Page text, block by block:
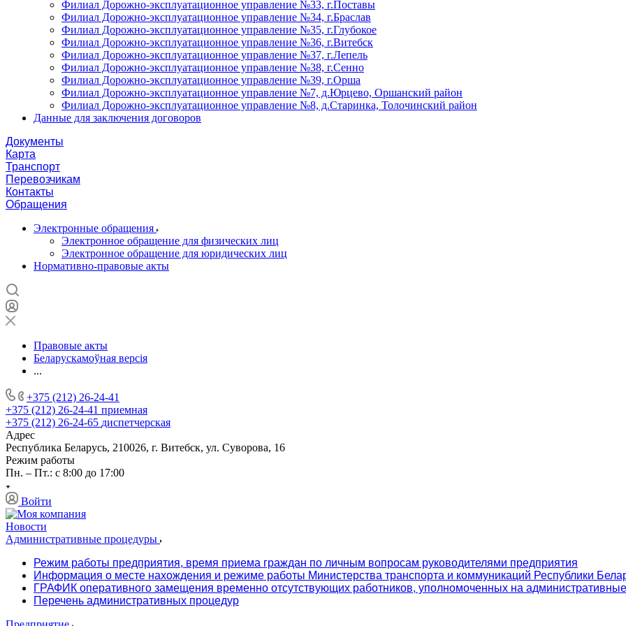
Филиал Дорожно-эксплуатационное управление №33, г.Поставы
Филиал Дорожно-эксплуатационное управление №34, г.Браслав
Филиал Дорожно-эксплуатационное управление №35, г.Глубокое
Филиал Дорожно-эксплуатационное управление №36, г.Витебск
Филиал Дорожно-эксплуатационное управление №37, г.Лепель
Филиал Дорожно-эксплуатационное управление №38, г.Сенно
Филиал Дорожно-эксплуатационное управление №39, г.Орша
Филиал Дорожно-эксплуатационное управление №7, д.Юрцево, Оршанский район
Филиал Дорожно-эксплуатационное управление №8, д.Старинка, Толочинский район
Данные для заключения договоров
Документы
Карта
Транспорт
Перевозчикам
Контакты
Обращения
Электронные обращения
Электронное обращение для физических лиц
Электронное обращение для юридических лиц
Нормативно-правовые акты
Правовые акты
Беларускамоўная версія
...
+375 (212) 26-24-41
+375 (212) 26-24-41 приемная
+375 (212) 26-24-65 диспетчерская
Адрес
Республика Беларусь, 210026, г. Витебск, ул. Суворова, 16
Режим работы
Пн. – Пт.: с 8:00 до 17:00
Войти
Новости
Административные процедуры
Режим работы предприятия, время приема граждан по личным вопросам руководителями предприятия
Информация о месте нахождения и режиме работы Министерства транспорта и коммуникаций Республики
ГРАФИК оперативного замещения временно отсутствующих работников, уполномоченных на
Перечень административных процедур